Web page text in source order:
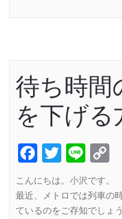
待ち時間
を下げる
Facebook
Twitter
Line
こんにちは。小沢です。
最近、メトロでは列車の
ているのをご存知でしょう